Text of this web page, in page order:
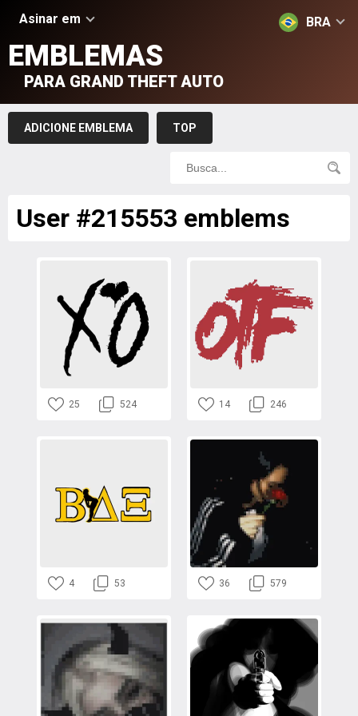
Asinar em BRA
EMBLEMAS
PARA GRAND THEFT AUTO
ADICIONE EMBLEMA TOP
User #215553 emblems
25 524 14 246
4 53 36 579